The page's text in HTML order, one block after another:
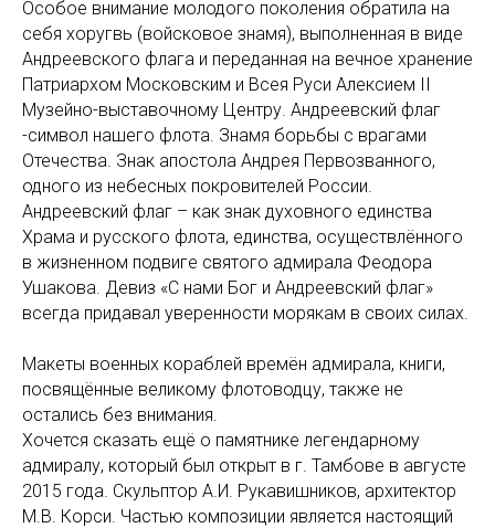
Особое внимание молодого поколения обратила на
себя хоругвь (войсковое знамя), выполненная в виде
Андреевского флага и переданная на вечное хранение
Патриархом Московским и Всея Руси Алексием II
Музейно-выставочному Центру. Андреевский флаг
-символ нашего флота. Знамя борьбы с врагами
Отечества. Знак апостола Андрея Первозванного,
одного из небесных покровителей России.
Андреевский флаг – как знак духовного единства
Храма и русского флота, единства, осуществлённого
в жизненном подвиге святого адмирала Феодора
Ушакова. Девиз «С нами Бог и Андреевский флаг»
всегда придавал уверенности морякам в своих силах.
Макеты военных кораблей времён адмирала, книги,
посвящённые великому флотоводцу, также не
остались без внимания.
Хочется сказать ещё о памятнике легендарному
адмиралу, который был открыт в г. Тамбове в августе
2015 года. Скульптор А.И. Рукавишников, архитектор
М.В. Корси. Частью композиции является настоящий